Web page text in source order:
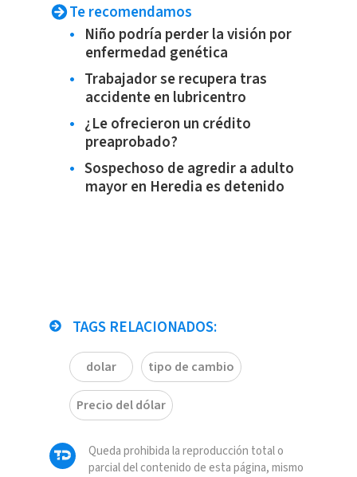
Te recomendamos
Niño podría perder la visión por
enfermedad genética
Trabajador se recupera tras
accidente en lubricentro
¿Le ofrecieron un crédito
preaprobado?
Sospechoso de agredir a adulto
mayor en Heredia es detenido
TAGS RELACIONADOS:
dolar tipo de cambio
Precio del dólar
Queda prohibida la reproducción total o
parcial del contenido de esta página, mismo